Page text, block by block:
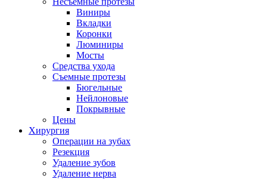
Виниры
Вкладки
Коронки
Люминиры
Мосты
Средства ухода
Съемные протезы
Бюгельные
Нейлоновые
Покрывные
Цены
Хирургия
Операции на зубах
Резекция
Удаление зубов
Удаление нерва